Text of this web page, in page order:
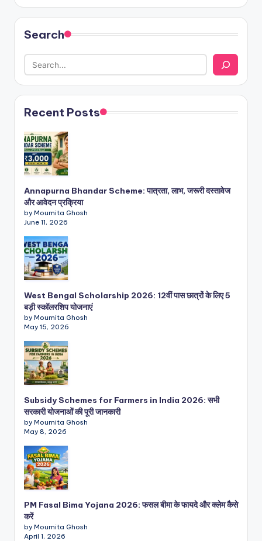
Search
Recent Posts
Annapurna Bhandar Scheme: पात्रता, लाभ, जरूरी दस्तावेज
और आवेदन प्रक्रिया
by Moumita Ghosh
June 11, 2026
West Bengal Scholarship 2026: 12वीं पास छात्रों के लिए 5
बड़ी स्कॉलरशिप योजनाएं
by Moumita Ghosh
May 15, 2026
Subsidy Schemes for Farmers in India 2026: सभी
सरकारी योजनाओं की पूरी जानकारी
by Moumita Ghosh
May 8, 2026
PM Fasal Bima Yojana 2026: फसल बीमा के फायदे और क्लेम कैसे
करें
by Moumita Ghosh
April 1, 2026